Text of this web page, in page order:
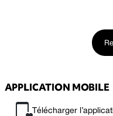
APPLICATION MOBILE
Télécharger